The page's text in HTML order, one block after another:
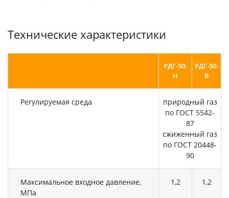
Технические характеристики
РДГ-50-
Н
РДГ-50-
В
Регулируемая среда
природный газ
по ГОСТ 5542-
87
сжиженный газ
по ГОСТ 20448-
90
Максимальное входное давление,
МПа
1,2 1,2